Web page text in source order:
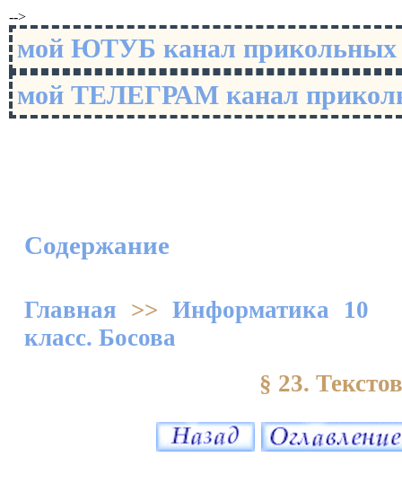
-->
мой ЮТУБ канал
мой ТЕЛЕГРАМ канал
Содержание
Главная >> Информатика 10
класс. Босова
§ 23.